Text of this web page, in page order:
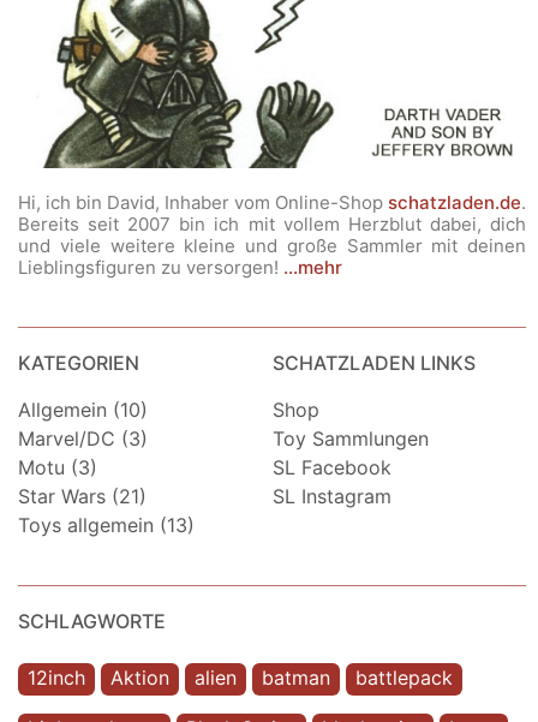
Star Wars Bib Fortuna Attakus 1/5
Statue
Hier haben wir eine mega Bib Fortuna Attakus
sieht sie teils recht klein aus - aber es ist ein
Monster! Es ist eine Vitrinenfigur ohne Defekte
und in sehr gutem Zustand, auch farbtechnisch.
Das Zertifikat ist dabei, die Styropor
Innenverpackung und die orig. Box. Diese hat
allerdings schon ein paar Gebrauchsspuren.
Größenvergleich und gehört nicht zum Angebot
Preis:220.00 EUR
Versandkosten: Bereitsinklusiveinnerh. DE /
Hi, ich bin David, Inhaber vom Online-Shop schatzladen.de.
Bereits seit 2007 bin ich mit vollem Herzblut dabei, dich
und viele weitere kleine und große Sammler mit deinen
Lieblingsfiguren zu versorgen! ...mehr
KATEGORIEN
Allgemein (10)
Marvel/DC (3)
Motu (3)
Star Wars (21)
Toys allgemein (13)
SCHATZLADEN LINKS
Shop
Toy Sammlungen
SL Facebook
SL Instagram
SCHLAGWORTE
12inch Aktion alien batman battlepack